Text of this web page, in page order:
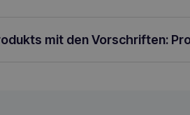
mit den Vorschriften: